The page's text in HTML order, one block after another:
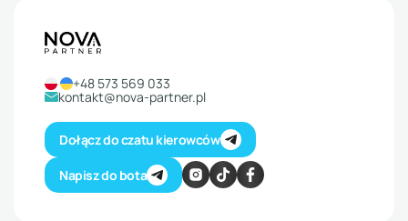
+48 573 569 033
kontakt@nova-partner.pl
Dołącz do czatu kierowców
Napisz do bota